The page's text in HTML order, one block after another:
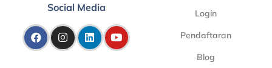
Social Media Login
Pendaftaran
Blog